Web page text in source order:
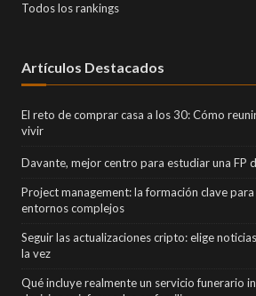
Todos los rankings
Artículos Destacados
El reto de comprar casa a los 30: Cómo
vivir
Davante, mejor centro para estudiar una FP
Project management: la formación clave
entornos complejos
Seguir las actualizaciones cripto: elige
la vez
Qué incluye realmente un servicio funerario